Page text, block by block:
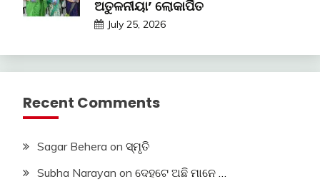
ଅତୁଳନୀୟା’ ଲୋକାର୍ପିତ
July 25, 2026
Recent Comments
Sagar Behera on ସ୍ମୃତି
Subha Narayan on ଦେହଟେ ଅଛି ମାନେ …